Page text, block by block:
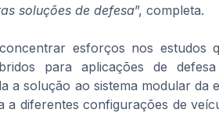
soluções de defesa”, completa.
esforços nos estudos
para aplicações de
a solução ao sistema modular da
a diferentes configurações de